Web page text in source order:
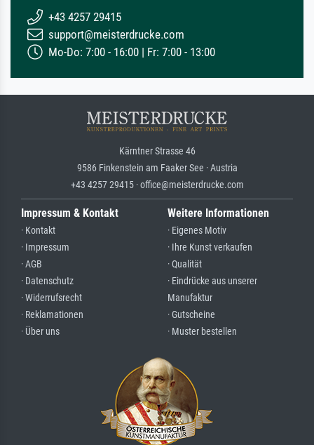
+43 4257 29415
support@meisterdrucke.com
Mo-Do: 7:00 - 16:00 | Fr: 7:00 - 13:00
Kärntner Strasse 46
9586 Finkenstein am Faaker See · Austria
+43 4257 29415 · office@meisterdrucke.com
Impressum & Kontakt
· Kontakt
· Impressum
· AGB
· Datenschutz
· Widerrufsrecht
· Reklamationen
· Über uns
Weitere Informationen
· Eigenes Motiv
· Ihre Kunst verkaufen
· Qualität
· Eindrücke aus unserer
Manufaktur
· Gutscheine
· Muster bestellen